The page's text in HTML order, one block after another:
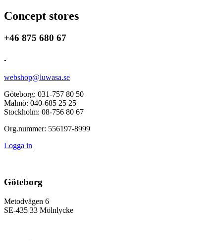
Concept stores
+46 875 680 67
.
webshop@luwasa.se
Göteborg: 031-757 80 50
Malmö: 040-685 25 25
Stockholm: 08-756 80 67
Org.nummer: 556197-8999
Logga in
Göteborg
Metodvägen 6
SE-435 33 Mölnlycke